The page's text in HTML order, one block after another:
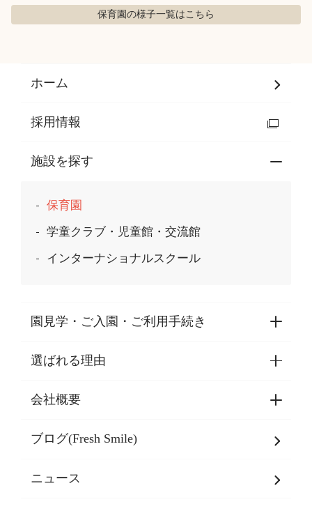
保育園の様子一覧はこちら
ホーム
採用情報
施設を探す
保育園
学童クラブ・児童館・交流館
インターナショナルスクール
園見学・ご入園・ご利用手続き
園見学・ご入園・ご利用手続き
東京都認証保育所空き状況
選ばれる理由
選ばれる理由一覧
乳児期・幼児期・
会社概要
会社概要
ブログ(Fresh Smile)
ニュース